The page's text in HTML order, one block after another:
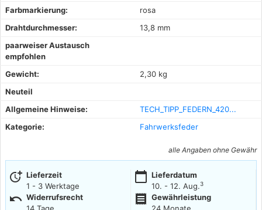
Farbmarkierung:
rosa
Drahtdurchmesser:
13,8 mm
paarweiser Austausch
empfohlen
Gewicht:
2,30 kg
Neuteil
Allgemeine Hinweise:
TECH_TIPP_FEDERN_420...
Kategorie:
Fahrwerksfeder
alle Angaben ohne Gewähr
more_time Lieferzeit
1 - 3 Werktage
calendar_today Lieferdatum
10. - 12. Aug.3
undo Widerrufsrecht
receipt
Gewährleistung